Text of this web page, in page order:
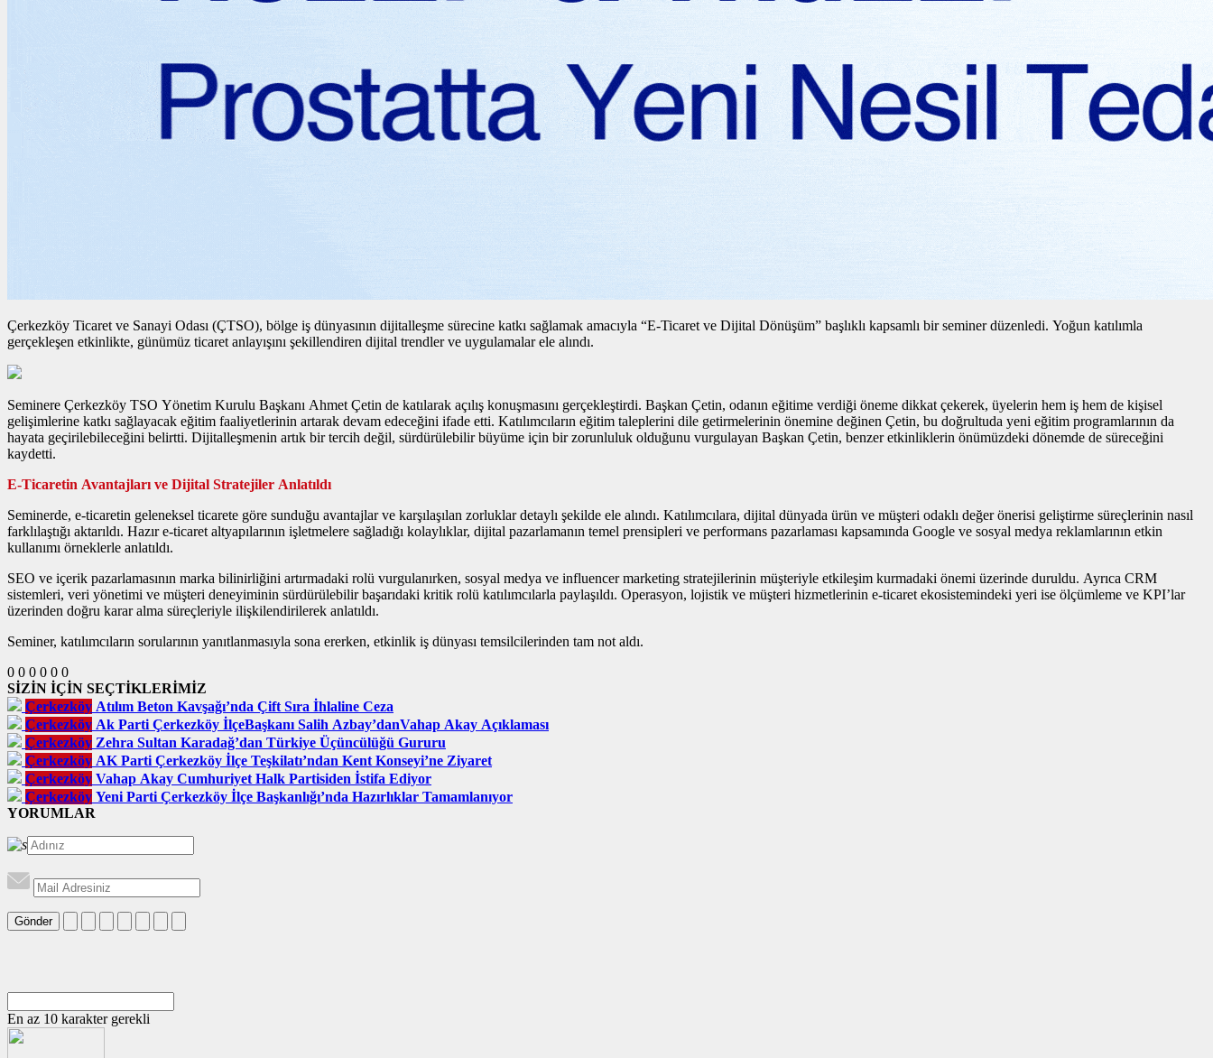
Çerkezköy Ticaret ve Sanayi Odası (ÇTSO), bölge iş dünyasının dijitalleşme sürecine katkı sağlamak amacıyla “E-Ticaret ve Dijital Dönüşüm” başlıklı kapsamlı bir seminer düzenledi. Yoğun katılımla
gerçekleşen etkinlikte, günümüz ticaret anlayışını şekillendiren dijital trendler ve uygulamalar ele alındı.
Seminere Çerkezköy TSO Yönetim Kurulu Başkanı Ahmet Çetin de katılarak açılış konuşmasını gerçekleştirdi. Başkan Çetin, odanın eğitime verdiği öneme dikkat çekerek, üyelerin hem iş hem de kişisel
gelişimlerine katkı sağlayacak eğitim faaliyetlerinin artarak devam edeceğini ifade etti. Katılımcıların eğitim taleplerini dile getirmelerinin önemine değinen Çetin, bu doğrultuda yeni eğitim programlarının da
hayata geçirilebileceğini belirtti. Dijitalleşmenin artık bir tercih değil, sürdürülebilir büyüme için bir zorunluluk olduğunu vurgulayan Başkan Çetin, benzer etkinliklerin önümüzdeki dönemde de süreceğini
kaydetti.
E-Ticaretin Avantajları ve Dijital Stratejiler Anlatıldı
Seminerde, e-ticaretin geleneksel ticarete göre sunduğu avantajlar ve karşılaşılan zorluklar detaylı şekilde ele alındı. Katılımcılara, dijital dünyada ürün ve müşteri odaklı değer önerisi geliştirme süreçlerinin nasıl
farklılaştığı aktarıldı. Hazır e-ticaret altyapılarının işletmelere sağladığı kolaylıklar, dijital pazarlamanın temel prensipleri ve performans pazarlaması kapsamında Google ve sosyal medya reklamlarının etkin
kullanımı örneklerle anlatıldı.
SEO ve içerik pazarlamasının marka bilinirliğini artırmadaki rolü vurgulanırken, sosyal medya ve influencer marketing stratejilerinin müşteriyle etkileşim kurmadaki önemi üzerinde duruldu. Ayrıca CRM
sistemleri, veri yönetimi ve müşteri deneyiminin sürdürülebilir başarıdaki kritik rolü katılımcılarla paylaşıldı. Operasyon, lojistik ve müşteri hizmetlerinin e-ticaret ekosistemindeki yeri ise ölçümleme ve KPI’lar
üzerinden doğru karar alma süreçleriyle ilişkilendirilerek anlatıldı.
Seminer, katılımcıların sorularının yanıtlanmasıyla sona ererken, etkinlik iş dünyası temsilcilerinden tam not aldı.
0 0 0 0 0 0
SİZİN İÇİN SEÇTİKLERİMİZ
Çerkezköy Atılım Beton Kavşağı’nda Çift Sıra İhlaline Ceza
Çerkezköy Ak Parti Çerkezköy İlçeBaşkanı Salih Azbay’danVahap Akay Açıklaması
Çerkezköy Zehra Sultan Karadağ’dan Türkiye Üçüncülüğü Gururu
Çerkezköy AK Parti Çerkezköy İlçe Teşkilatı’ndan Kent Konseyi’ne Ziyaret
Çerkezköy Vahap Akay Cumhuriyet Halk Partisiden İstifa Ediyor
Çerkezköy Yeni Parti Çerkezköy İlçe Başkanlığı’nda Hazırlıklar Tamamlanıyor
YORUMLAR
Gönder
En az 10 karakter gerekli